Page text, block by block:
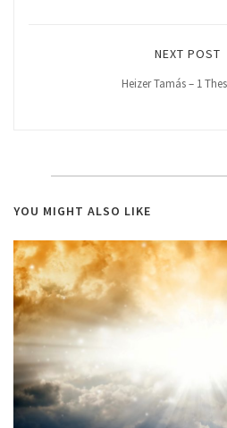
NEXT POST
Heizer Tamás – 1
YOU MIGHT ALSO LIKE